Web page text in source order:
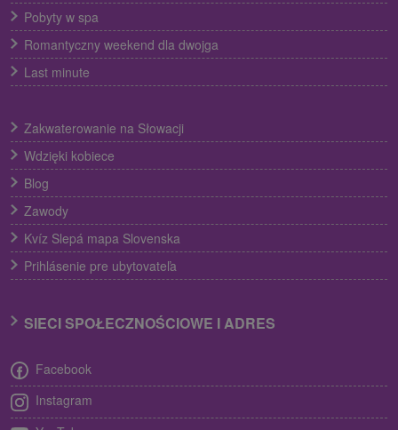
Pobyty w spa
Romantyczny weekend dla dwojga
Last minute
Zakwaterowanie na Słowacji
Wdzięki kobiece
Blog
Zawody
Kvíz Slepá mapa Slovenska
Prihlásenie pre ubytovateľa
SIECI SPOŁECZNOŚCIOWE I ADRES
Facebook
Instagram